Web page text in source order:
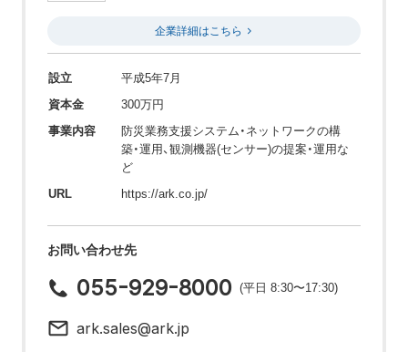
企業詳細はこちら
設立
平成5年7月
資本金
300万円
事業内容
防災業務支援システム・ネットワークの構
築・運用、観測機器(センサー)の提案・運用な
ど
URL
https://ark.co.jp/
お問い合わせ先
055-929-8000 (平日 8:30〜17:30)
ark.sales@ark.jp